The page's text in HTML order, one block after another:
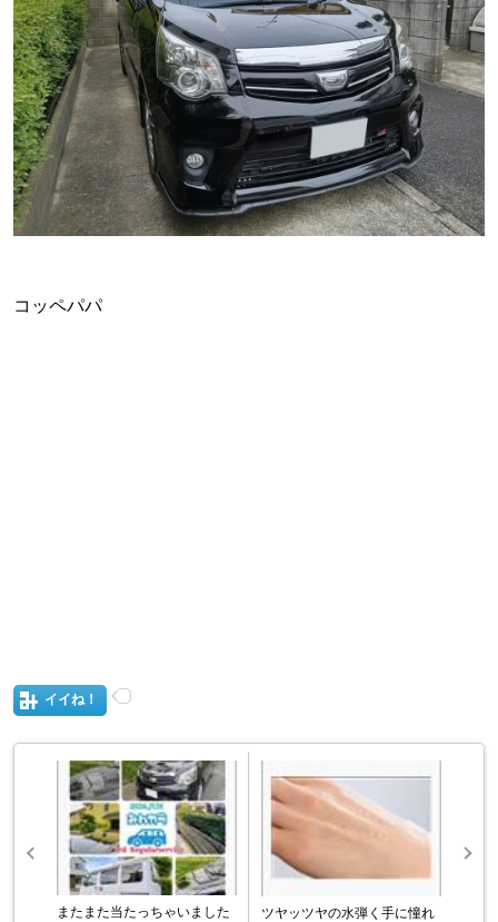
コッペパパ
イイね！
またまた当たっちゃいました
ツヤッツヤの水弾く手に憧れ